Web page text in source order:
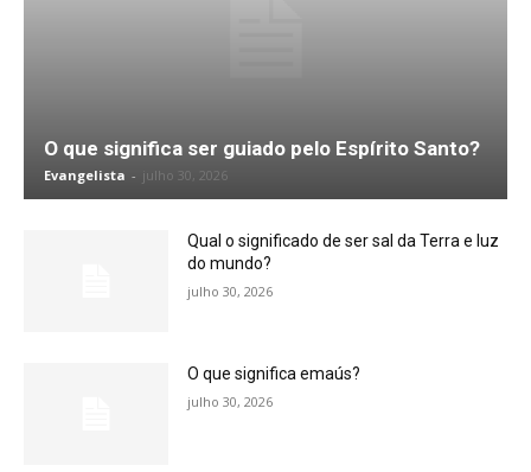
O que significa ser guiado pelo Espírito Santo?
Evangelista - julho 30, 2026
Qual o significado de ser sal da Terra e luz
do mundo?
julho 30, 2026
O que significa emaús?
julho 30, 2026